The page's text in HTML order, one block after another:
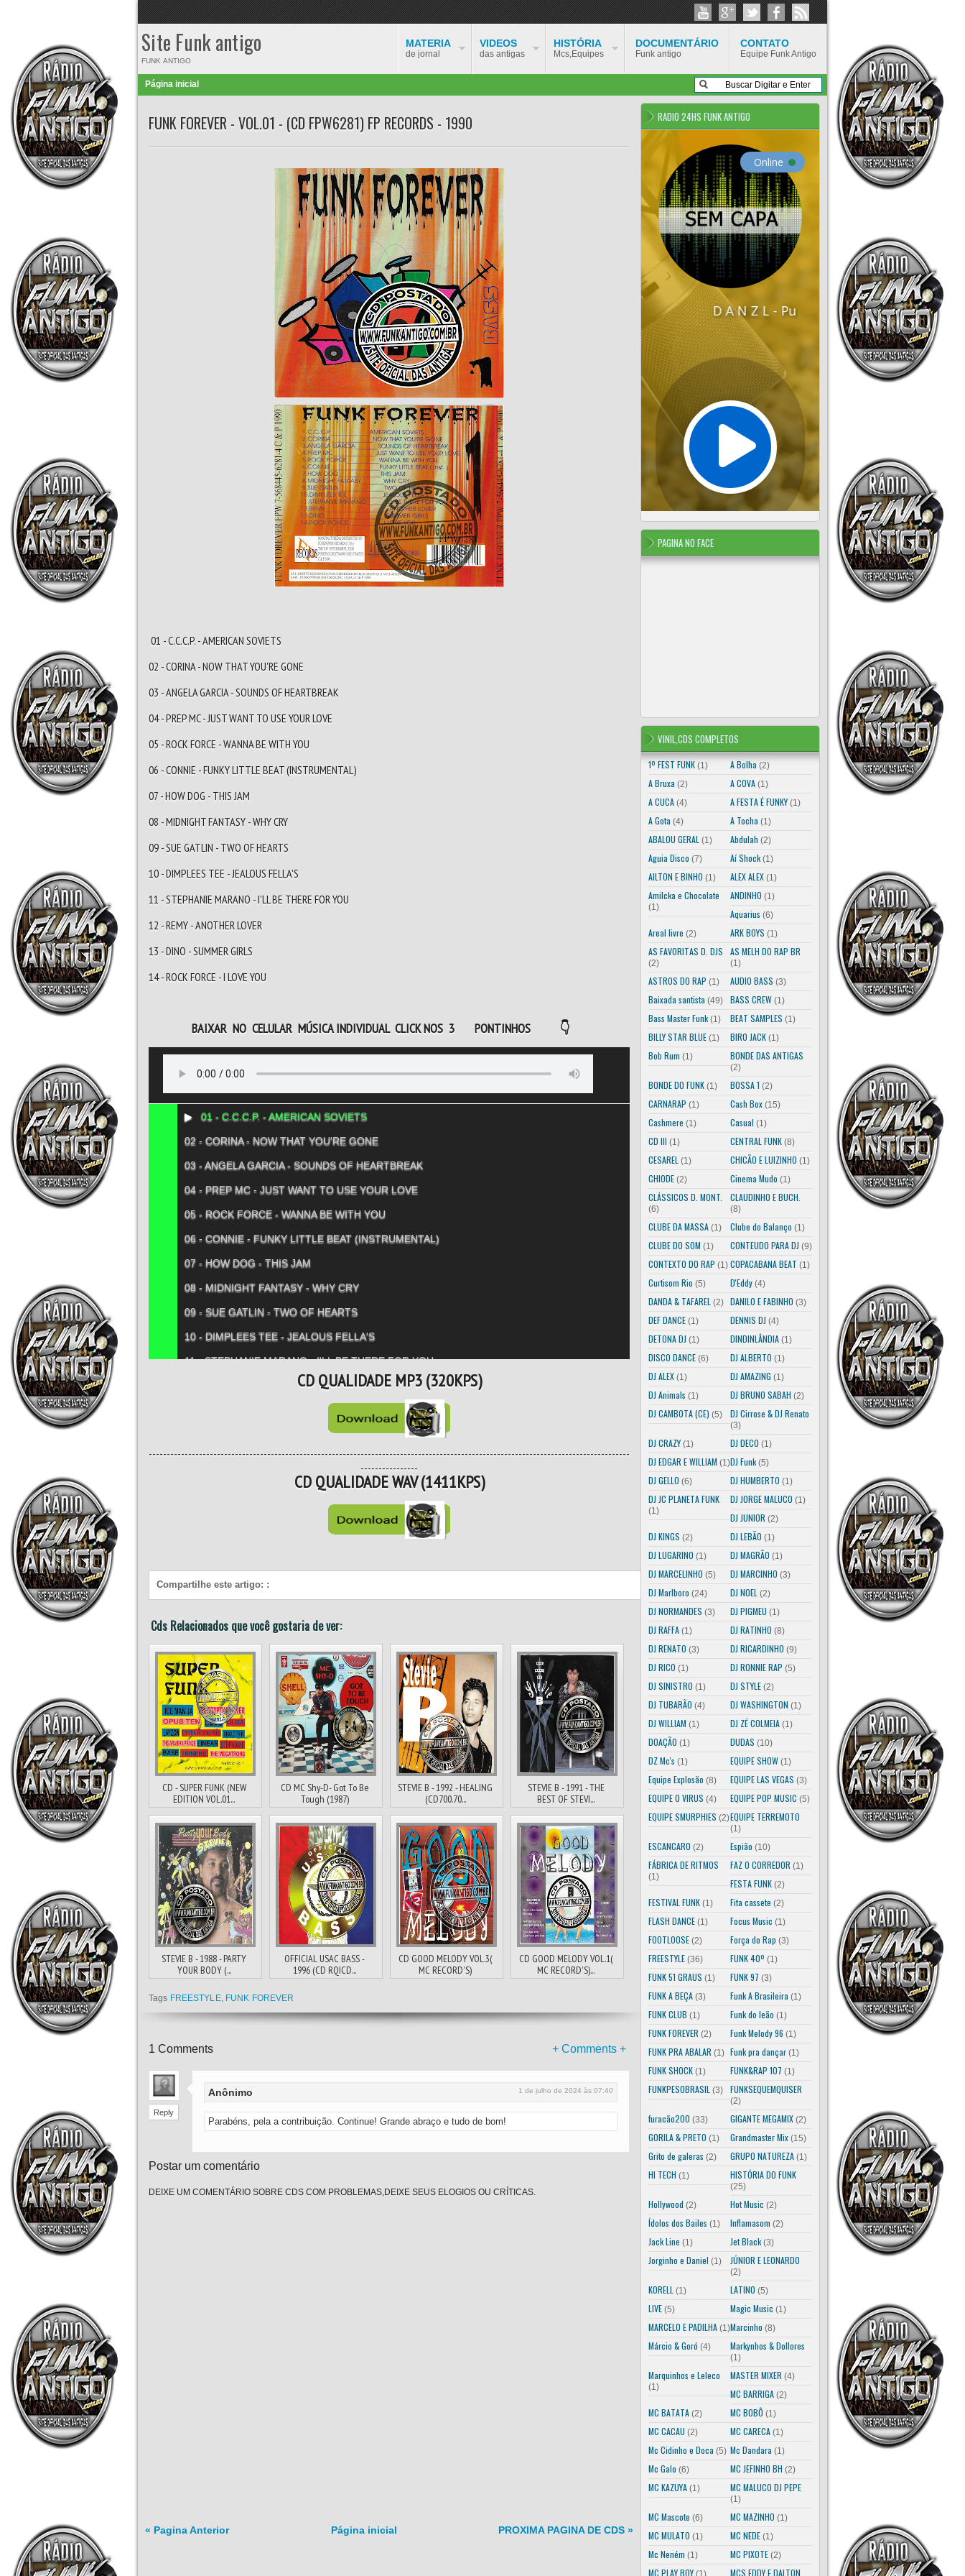
Site Funk antigo
FUNK ANTIGO
CONTATO
Equipe Funk Antigo
DOCUMENTÁRIO
Funk antigo
HISTÓRIA
Mcs,Equipes
VIDEOS
das antigas
MATERIA
de jornal
Página inicial
FUNK FOREVER - VOL.01 - (CD FPW6281) FP RECORDS - 1990
01 - C.C.C.P. - AMERICAN SOVIETS
02 - CORINA - NOW THAT YOU'RE GONE
03 - ANGELA GARCIA - SOUNDS OF HEARTBREAK
04 - PREP MC - JUST WANT TO USE YOUR LOVE
05 - ROCK FORCE - WANNA BE WITH YOU
06 - CONNIE - FUNKY LITTLE BEAT (INSTRUMENTAL)
07 - HOW DOG - THIS JAM
08 - MIDNIGHT FANTASY - WHY CRY
09 - SUE GATLIN - TWO OF HEARTS
10 - DIMPLEES TEE - JEALOUS FELLA'S
11 - STEPHANIE MARANO - I'LL BE THERE FOR YOU
12 - REMY - ANOTHER LOVER
13 - DINO - SUMMER GIRLS
14 - ROCK FORCE - I LOVE YOU
BAIXAR NO CELULAR MÚSICA INDIVIDUAL CLICK NOS 3 PONTINHOS 👇
01 - C.C.C.P. - AMERICAN SOVIETS
02 - CORINA - NOW THAT YOU'RE GONE
03 - ANGELA GARCIA - SOUNDS OF HEARTBREAK
04 - PREP MC - JUST WANT TO USE YOUR LOVE
05 - ROCK FORCE - WANNA BE WITH YOU
06 - CONNIE - FUNKY LITTLE BEAT (INSTRUMENTAL)
07 - HOW DOG - THIS JAM
08 - MIDNIGHT FANTASY - WHY CRY
09 - SUE GATLIN - TWO OF HEARTS
10 - DIMPLEES TEE - JEALOUS FELLA'S
11 - STEPHANIE MARANO - I'LL BE THERE FOR YOU
12 - REMY - ANOTHER LOVER
14 - ROCK FORCE - I LOVE YOU
CD QUALIDADE MP3 (320KPS)
--------------------------------------------------------------------------------------------------------------------------------------
----------------
CD QUALIDADE WAV (1411KPS)
Compartilhe este artigo: :
Cds Relacionados que você gostaria de ver:
CD - SUPER FUNK (NEW
EDITION VOL.01...
CD MC Shy-D- Got To Be
Tough (1987)
STEVIE B - 1992 - HEALING
(CD700.70...
STEVIE B - 1991 - THE
BEST OF STEVI...
STEVIE B - 1988 - PARTY
YOUR BODY (...
OFFICIAL USAC BASS -
1996 (CD RQICD...
CD GOOD MELODY VOL.3(
MC RECORD'S)
CD GOOD MELODY VOL.1(
MC RECORD'S)...
Tags FREESTYLE, FUNK FOREVER
+ Comments +
1 Comments
Reply
Anônimo 1 de julho de 2024 às 07:40
Parabéns, pela a contribuição. Continue! Grande abraço e tudo de bom!
Postar um comentário
DEIXE UM COMENTÁRIO SOBRE CDS COM PROBLEMAS,DEIXE SEUS ELOGIOS OU CRÍTICAS.
« Pagina Anterior PROXIMA PAGINA DE CDS »
Página inicial
RADIO 24HS FUNK ANTIGO
PAGINA NO FACE
VINIL,CDS COMPLETOS
1º FEST FUNK (1) A Bolha (2)
A Bruxa (2) A COVA (1)
A CUCA (4) A FESTA É FUNKY (1)
A Gota (4) A Tocha (1)
ABALOU GERAL (1) Abdulah (2)
Aguia Disco (7) Aí Shock (1)
AILTON E BINHO (1) ALEX ALEX (1)
Amilcka e Chocolate
(1)
ANDINHO (1)
Aquarius (6)
Areal livre (2) ARK BOYS (1)
AS FAVORITAS D. DJS
(2)
AS MELH DO RAP BR
(1)
ASTROS DO RAP (1) AUDIO BASS (3)
Baixada santista (49) BASS CREW (1)
Bass Master Funk (1) BEAT SAMPLES (1)
BILLY STAR BLUE (1) BIRO JACK (1)
Bob Rum (1) BONDE DAS ANTIGAS
(2)
BONDE DO FUNK (1) BOSSA 1 (2)
CARNARAP (1) Cash Box (15)
Cashmere (1) Casual (1)
CD III (1) CENTRAL FUNK (8)
CESAREL (1) CHICÃO E LUIZINHO (1)
CHIODE (2) Cinema Mudo (1)
CLÁSSICOS D. MONT.
(6)
CLAUDINHO E BUCH.
(8)
CLUBE DA MASSA (1) Clube do Balanço (1)
CLUBE DO SOM (1) CONTEUDO PARA DJ (9)
CONTEXTO DO RAP (1) COPACABANA BEAT (1)
Curtisom Rio (5) D'Eddy (4)
DANDA & TAFAREL (2) DANILO E FABINHO (3)
DEF DANCE (1) DENNIS DJ (4)
DETONA DJ (1) DINDINLÂNDIA (1)
DISCO DANCE (6) DJ ALBERTO (1)
DJ ALEX (1) DJ AMAZING (1)
DJ Animals (1) DJ BRUNO SABAH (2)
DJ CAMBOTA (CE) (5) DJ Cirrose & DJ Renato
(3)
DJ CRAZY (1) DJ DECO (1)
DJ EDGAR E WILLIAM (1)DJ Funk (5)
DJ GELLO (6) DJ HUMBERTO (1)
DJ JC PLANETA FUNK
(1)
DJ JORGE MALUCO (1)
DJ JUNIOR (2)
DJ KINGS (2) DJ LEBÃO (1)
DJ LUGARINO (1) DJ MAGRÃO (1)
DJ MARCELINHO (5) DJ MARCINHO (3)
DJ Marlboro (24) DJ NOEL (2)
DJ NORMANDES (3) DJ PIGMEU (1)
DJ RAFFA (1) DJ RATINHO (8)
DJ RENATO (3) DJ RICARDINHO (9)
DJ RICO (1) DJ RONNIE RAP (5)
DJ SINISTRO (1) DJ STYLE (2)
DJ TUBARÃO (4) DJ WASHINGTON (1)
DJ WILLIAM (1) DJ ZÉ COLMEIA (1)
DOAÇÃO (1) DUDAS (10)
DZ Mc's (1) EQUIPE SHOW (1)
Equipe Explosão (8) EQUIPE LAS VEGAS (3)
EQUIPE O VIRUS (4) EQUIPE POP MUSIC (5)
EQUIPE SMURPHIES (2)EQUIPE TERREMOTO
(1)
ESCANCARO (2) Espião (10)
FÁBRICA DE RITMOS
(1)
FAZ O CORREDOR (1)
FESTA FUNK (2)
FESTIVAL FUNK (1) Fita cassete (2)
FLASH DANCE (1) Focus Music (1)
FOOTLOOSE (2) Força do Rap (3)
FREESTYLE (36) FUNK 40º (1)
FUNK 51 GRAUS (1) FUNK 97 (3)
FUNK A BEÇA (3) Funk A Brasileira (1)
FUNK CLUB (1) Funk do leão (1)
FUNK FOREVER (2) Funk Melody 96 (1)
FUNK PRA ABALAR (1) Funk pra dançar (1)
FUNK SHOCK (1) FUNK&RAP 107 (1)
FUNKPESOBRASIL (3) FUNKSEQUEMQUISER
(2)
furacão200 (33) GIGANTE MEGAMIX (2)
GORILA & PRETO (1) Grandmaster Mix (15)
Grito de galeras (2) GRUPO NATUREZA (1)
HI TECH (1) HISTÓRIA DO FUNK
(25)
Hollywood (2) Hot Music (2)
Ídolos dos Bailes (1) Inflamasom (2)
Jack Line (1) Jet Black (3)
Jorginho e Daniel (1) JÚNIOR E LEONARDO
(2)
KORELL (1) LATINO (5)
LIVE (5) Magic Music (1)
MARCELO E PADILHA (1)Marcinho (8)
Márcio & Goró (4) Markynhos & Dollores
(1)
Marquinhos e Leleco
(1)
MASTER MIXER (4)
MC BARRIGA (2)
MC BATATA (2) MC BOBÔ (1)
MC CACAU (2) MC CARECA (1)
Mc Cidinho e Doca (5) Mc Dandara (1)
Mc Galo (6) MC JEFINHO BH (2)
MC KAZUYA (1) MC MALUCO DJ PEPE
(1)
MC Mascote (6) MC MAZINHO (1)
MC MULATO (1) MC NEDE (1)
Mc Neném (1) MC PIXOTE (2)
MC PLAY BOY (1) MCS EDDY E DALTON